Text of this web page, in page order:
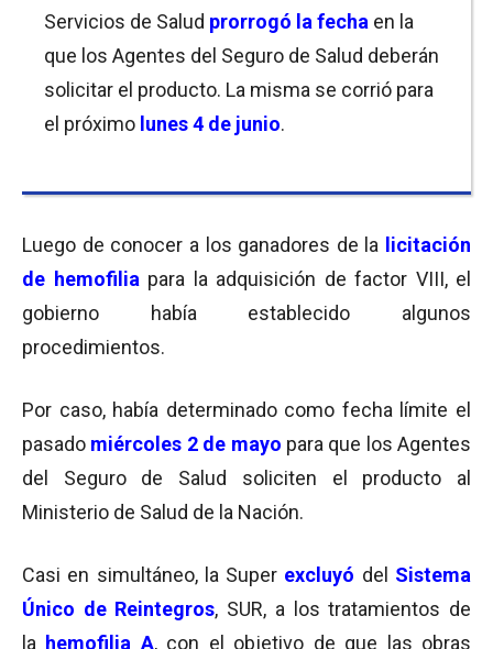
Servicios de Salud prorrogó la fecha en la
que los Agentes del Seguro de Salud deberán
solicitar el producto. La misma se corrió para
el próximo lunes 4 de junio.
Luego de conocer a los ganadores de la
licitación
de hemofilia para la adquisición de factor VIII, el
gobierno había establecido algunos
procedimientos.
Por caso, había determinado como fecha límite el
pasado miércoles 2 de mayo para que los Agentes
del Seguro de Salud soliciten el producto al
Ministerio de Salud de la Nación.
Casi en simultáneo, la Super excluyó del Sistema
Único de Reintegros, SUR, a los tratamientos de
la hemofilia A, con el objetivo de que las obras